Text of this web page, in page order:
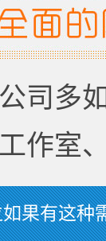
司多
作室
果有这种